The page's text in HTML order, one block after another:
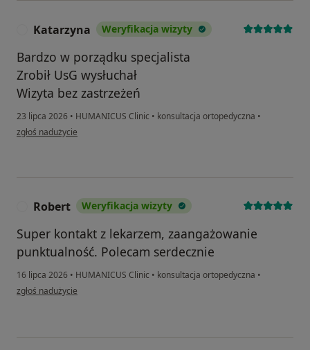
Katarzyna Weryfikacja wizyty
Bardzo w porządku specjalista
Zrobił UsG wysłuchał
Wizyta bez zastrzeżeń
23 lipca 2026 • HUMANICUS Clinic • konsultacja ortopedyczna •
w opinii użytkownika Katarzyna
zgłoś nadużycie
Robert Weryfikacja wizyty
Super kontakt z lekarzem, zaangażowanie
punktualność. Polecam serdecznie
16 lipca 2026 • HUMANICUS Clinic • konsultacja ortopedyczna •
w opinii użytkownika Robert
zgłoś nadużycie